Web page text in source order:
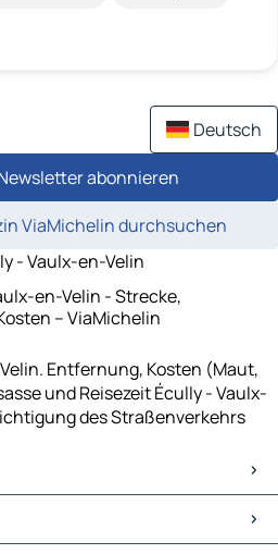
Deutsch
abonnieren
ViaMichelin durchsuchen
- Vaulx-en-Velin
en-Velin - Strecke,
– ViaMichelin
Entfernung, Kosten (Maut,
und Reisezeit Écully - Vaulx-
des Straßenverkehrs